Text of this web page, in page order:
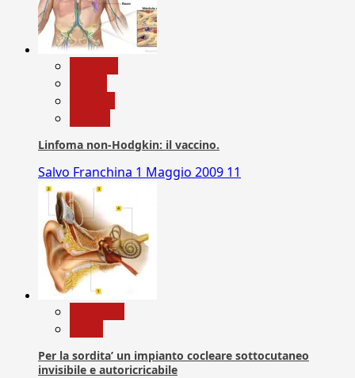
Linfoma non-Hodgkin: il vaccino.
Salvo Franchina 1 Maggio 2009 11
Per la sordita’ un impianto cocleare sottocutaneo
invisibile e autoricricabile